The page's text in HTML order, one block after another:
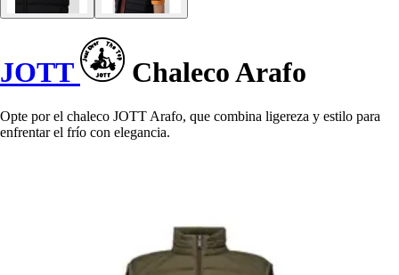
JOTT Chaleco Arafo
Opte por el chaleco JOTT Arafo, que combina ligereza y estilo para
enfrentar el frío con elegancia.